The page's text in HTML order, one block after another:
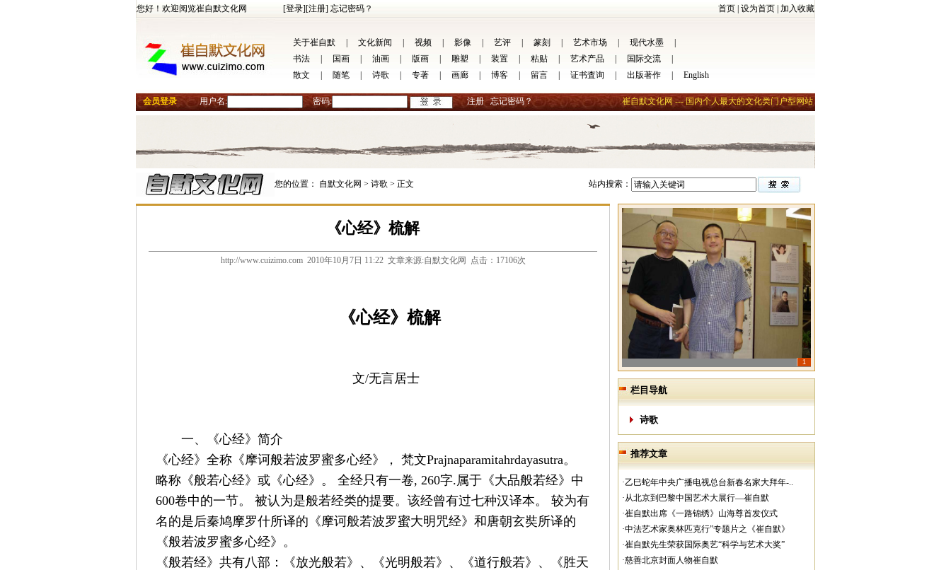
您好！欢迎阅览崔自默文化网 [登录][注册] 忘记密码？ 首页 设为首页 加入收藏
关于崔自默 文化新闻 视频 影像 艺评 篆刻 艺术市场 现代水墨
书法
国画 油画 版画 雕塑 装置 粘贴 艺术产品 国际交流
散文
随笔 诗歌 专著 画廊 博客 留言 证书査询 出版著作 English
会员登录 用户名: 密码: 注册 忘记密码？ 崔自默文化网 --- 国内个人最大的文化类门户型网站
您的位置： 自默文化网 > 诗歌 > 正文 站内搜索：
《心经》梳解
http://www.cuizimo.com 2010年10月7日 11:22 文章来源:自默文化网 点击：17106次
《心经》梳解
文/无言居士
一、《心经》简介
《心经》全称《摩诃般若波罗蜜多心经》， 梵文Prajnaparamitahrdayasutra。
略称《般若心经》或《心经》。
全经只有一卷, 260字.属于《大品般若经》中
600卷中的一节。 被认为是般若经类的提要。该经曾有过七种汉译本。
较为有
名的是后秦鸠摩罗什所译的《摩诃般若波罗蜜大明咒经》和唐朝玄奘所译的
《般若波罗蜜多心经》。
《般若经》共有八部：《放光般若》、《光明般若》、《道行般若》、《胜天
1
栏目导航
诗歌
推荐文章
·乙巳蛇年中央广播电视总台新春名家大拜年-..
·从北京到巴黎中国艺术大展行—崔自默
·崔自默出席《一路锦绣》山海尊首发仪式
·中法艺术家奥林匹克行”专题片之《崔自默》
·崔自默先生荣获国际奥艺“科学与艺术大奖”
·慈善北京封面人物崔自默